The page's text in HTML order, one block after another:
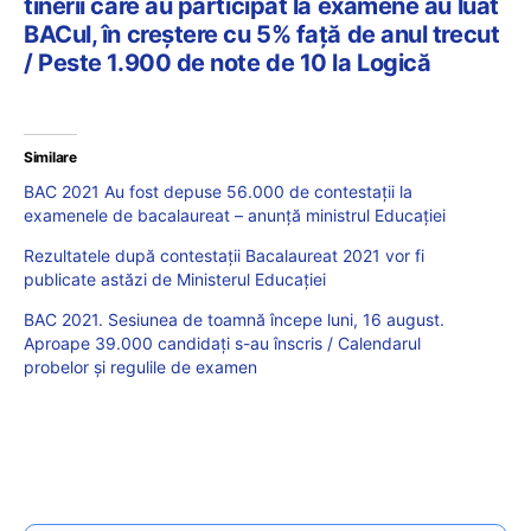
tinerii care au participat la examene au luat
BACul, în creștere cu 5% față de anul trecut
/ Peste 1.900 de note de 10 la Logică
Similare
BAC 2021 Au fost depuse 56.000 de contestații la
examenele de bacalaureat – anunță ministrul Educației
Rezultatele după contestații Bacalaureat 2021 vor fi
publicate astăzi de Ministerul Educației
BAC 2021. Sesiunea de toamnă începe luni, 16 august.
Aproape 39.000 candidați s-au înscris / Calendarul
probelor și regulile de examen